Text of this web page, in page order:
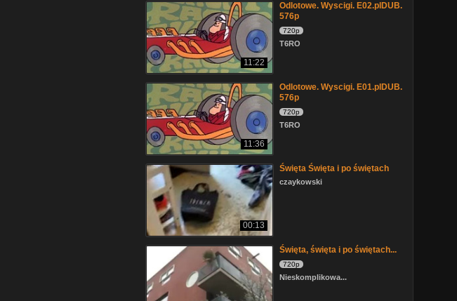
11:22
Odlotowe. Wyscigi. E02.plDUB.
576p
720p
T6RO
11:36
Odlotowe. Wyscigi. E01.plDUB.
576p
720p
T6RO
00:13
Święta Święta i po świętach
czaykowski
Święta, święta i po świętach...
720p
Nieskomplikowa...